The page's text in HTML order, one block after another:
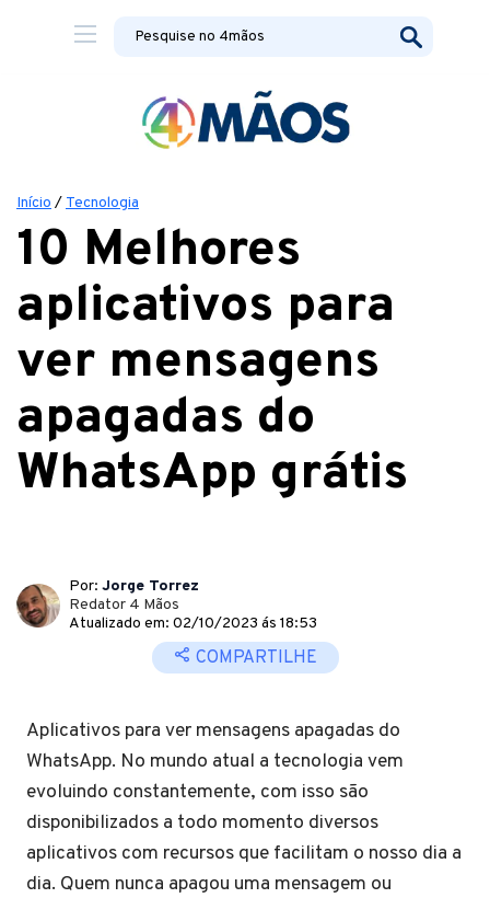
Início / Tecnologia
10 Melhores
aplicativos para
ver mensagens
apagadas do
WhatsApp grátis
Por: Jorge Torrez
Redator 4 Mãos
Atualizado em: 02/10/2023 ás 18:53
COMPARTILHE
Aplicativos para ver mensagens apagadas do
WhatsApp. No mundo atual a tecnologia vem
evoluindo constantemente, com isso são
disponibilizados a todo momento diversos
aplicativos com recursos que facilitam o nosso dia a
dia. Quem nunca apagou uma mensagem ou